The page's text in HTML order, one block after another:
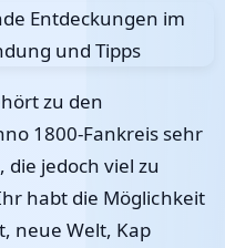
zu den
1800-Fankreis sehr
jedoch viel zu
habt die Möglichkeit
neue Welt, Kap